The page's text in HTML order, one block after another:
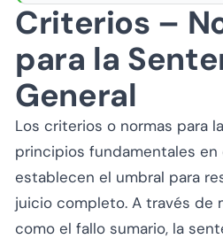
Criterios –
para la
General
Los criterios o normas para
principios fundamentales en
establecen el umbral para
juicio completo. A través de
como el fallo sumario, la